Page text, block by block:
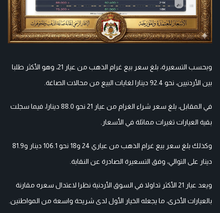
وبحسب التسعيرة، بلغ سعر بيع غرام الذهب من عيار 21، وهو الأكثر طلبا
بين الأردنيين، نحو 92.4 دينارا لغايات البيع من محالات الصاغة.
في المقابل، بلغ سعر شراء الغرام من عيار 21 نحو 88.0 دينارا، فيما سجلت
بقية العيارات تغيرات مماثلة في الأسعار.
وكذلك بلغ سعر بيع غرام الذهب من عياري 24 و18 نحو 106.1 دينار و81.9
دينار على التوالي، وفق التسعيرة الصادرة عن النقابة.
ويعد عيار 21 الأكثر تداولا في السوق الأردنية نظرا لاعتدال سعره مقارنة
بالعيارات الأخرى، ما يجعله الخيار الأول لدى شريحة واسعة من المواطنين.